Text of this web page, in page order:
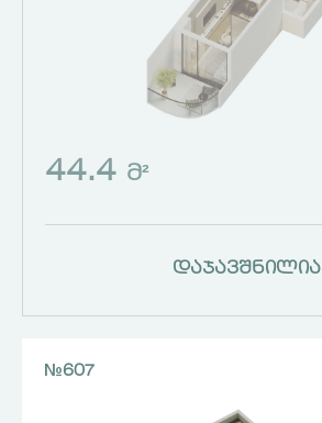
44.4 Მ²
დაჯავშნილია
№607